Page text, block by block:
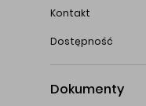
Kontakt
Dostępność
Dokumenty